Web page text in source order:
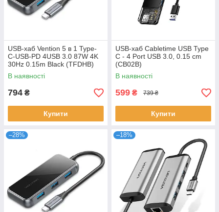
USB-хаб Vention 5 в 1 Type-
C-USB-PD 4USB 3.0 87W 4K
30Hz 0.15m Black (TFDHB)
В наявності
794 ₴
Купити
USB-хаб Cabletime USB Type
C - 4 Port USB 3.0, 0.15 cm
(CB02B)
В наявності
599 ₴ 739 ₴
Купити
–28% –18%